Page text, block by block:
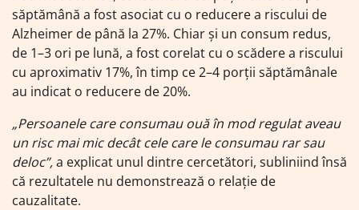
săptămână a fost asociat cu o reducere a riscului de
Alzheimer de până la 27%. Chiar și un consum redus,
de 1–3 ori pe lună, a fost corelat cu o scădere a riscului
cu aproximativ 17%, în timp ce 2–4 porții săptămânale
au indicat o reducere de 20%.
„Persoanele care consumau ouă în mod regulat aveau
un risc mai mic decât cele care le consumau rar sau
deloc”,a explicat unul dintre cercetători, subliniind însă
că rezultatele nu demonstrează o relație de
cauzalitate.